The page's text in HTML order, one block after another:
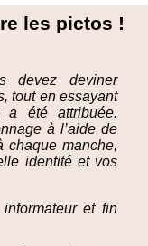
les pictos !
devez deviner
tout en essayant
été attribuée.
à l’aide de
chaque manche,
identité et vos
et fin